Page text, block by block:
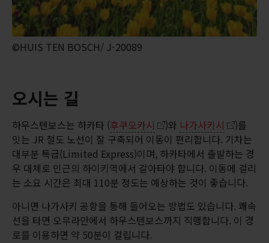
©HUIS TEN BOSCH/ J-20089
오시는 길
하우스텐보스는 하카타 (후쿠오카시 )와 나가사키시
)를
잇는 JR 철도 노선이 잘 구축되어 이동이 편리합니다. 기차는
대부분 특급(Limited Express)이며, 하카타에서 출발하는 경
우 대체로 인근의 하이키역에서 갈아타야 합니다. 이동에 걸리
는 소요 시간은 최대 110분 정도는 예상하는 것이 좋습니다.
아니면 나가사키 공항을 통해 들어오는 방법도 있습니다. 쾌속
선을 타면 오무라만에서 하우스텐보스까지 직행합니다. 이 경
로를 이용하면 약 50분이 걸립니다.